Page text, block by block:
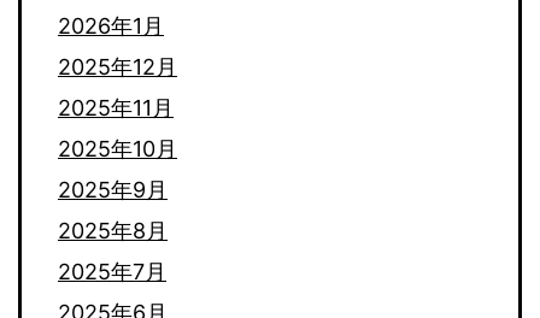
2026年1月
2025年12月
2025年11月
2025年10月
2025年9月
2025年8月
2025年7月
2025年6月